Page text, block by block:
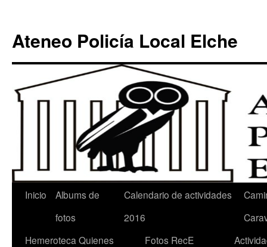
Ateneo Policía Local Elche
Inicio
Albums de
fotos
Calendario de actividades
2016
Hemeroteca Quienes
Fotos RecE